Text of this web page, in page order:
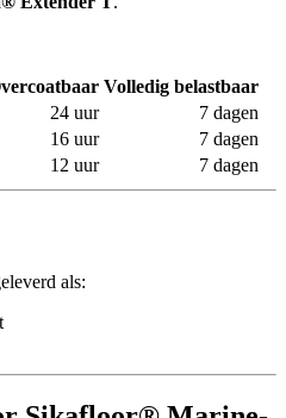
Volledig belastbaar
24 uur
7 dagen
16 uur
7 dagen
12 uur 7 dagen
als: